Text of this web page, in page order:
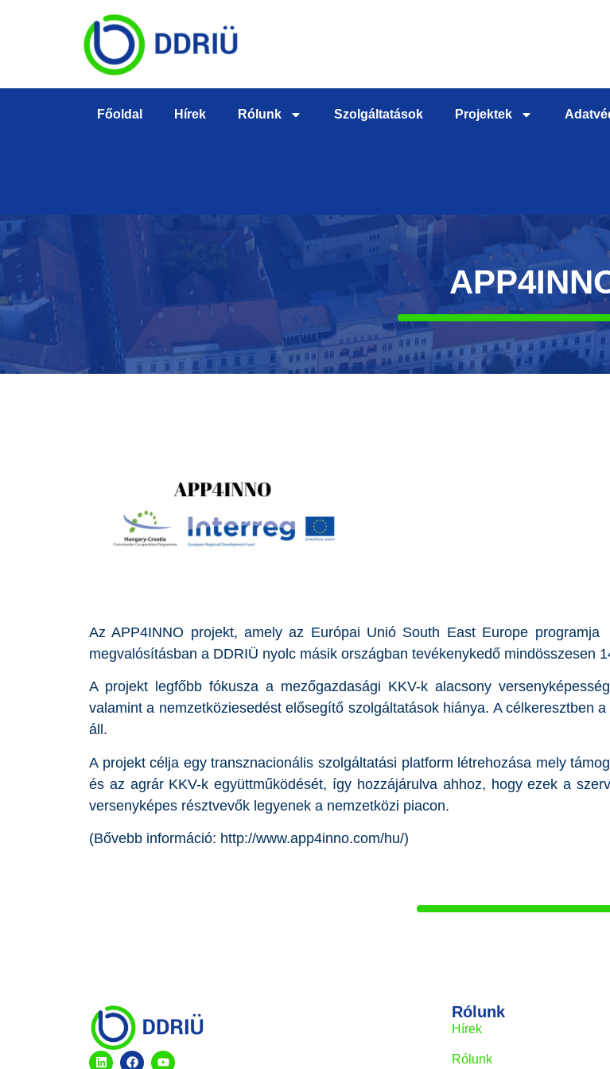
Főoldal Hírek Rólunk Szolgáltatások Projektek
Az APP4INNO projekt, amely az Európai Unió South East Europe
megvalósításban a DDRIÜ nyolc másik országban tevékenykedő mindösszesen
A projekt legfőbb fókusza a mezőgazdasági KKV-k alacsony
valamint a nemzetköziesedést elősegítő szolgáltatások hiánya. A célkeresztben
áll.
A projekt célja egy transznacionális szolgáltatási platform létrehozása mely
és az agrár KKV-k együttműködését, így hozzájárulva ahhoz, hogy ezek a
versenyképes résztvevők legyenek a nemzetközi piacon.
(Bővebb információ: http://www.app4inno.com/hu/)
Rólunk
Hírek
Rólunk